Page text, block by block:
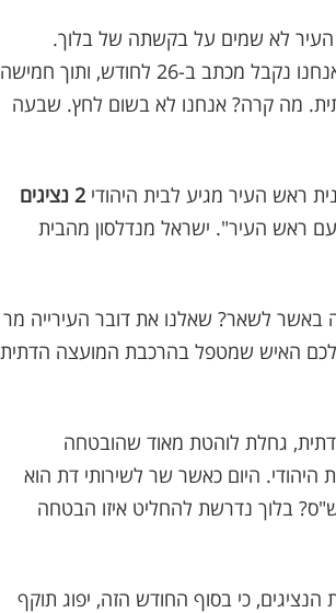
לא שמים על בקשתה של בלוך.
לטעמם גם היא לא ממש רצינית בפנייתה. "אי אפשר לצפות שאנחנו נקבל מכתב ב-26 לחודש, ותוך חמישה
מה קרה? אנחנו לא בשום לחץ. שבעה
ראש העיר מגיע לבית היהודי 2 נציגים
ראש העיר". ישראל מנדלסון מהבית
באשר לשאר? שאלנו את דובר העירייה מר
לכם האיש שמטפל בהרכבת המועצה הדתית
גחלת לוהטת מאוד שהובטחה
היהודי. היום כאשר שר לשירותי דת הוא
בלוך נדרשת להחליט איזו הבטחה
כי בסוף החודש הזה, יפוג תוקף